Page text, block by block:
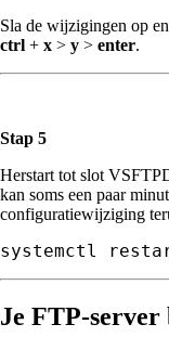
Sla de wijzigingen op
ctrl + x > y > enter.
Stap 5
Herstart tot slot
kan soms een paar
configuratiewijziging
systemctl
Je FTP-server